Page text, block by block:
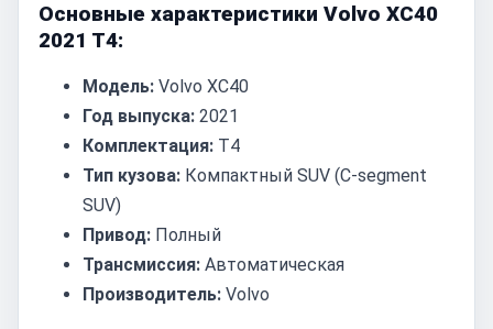
Основные характеристики Volvo XC40
2021 T4:
Модель: Volvo XC40
Год выпуска: 2021
Комплектация: T4
Тип кузова: Компактный SUV (C-segment
SUV)
Привод: Полный
Трансмиссия: Автоматическая
Производитель: Volvo